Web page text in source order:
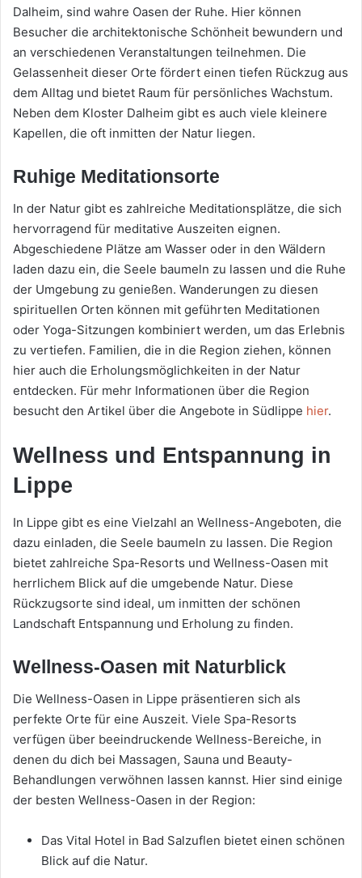
Dalheim, sind wahre Oasen der Ruhe. Hier können
Besucher die architektonische Schönheit bewundern und
an verschiedenen Veranstaltungen teilnehmen. Die
Gelassenheit dieser Orte fördert einen tiefen Rückzug aus
dem Alltag und bietet Raum für persönliches Wachstum.
Neben dem Kloster Dalheim gibt es auch viele kleinere
Kapellen, die oft inmitten der Natur liegen.
Ruhige Meditationsorte
In der Natur gibt es zahlreiche Meditationsplätze, die sich
hervorragend für meditative Auszeiten eignen.
Abgeschiedene Plätze am Wasser oder in den Wäldern
laden dazu ein, die Seele baumeln zu lassen und die Ruhe
der Umgebung zu genießen. Wanderungen zu diesen
spirituellen Orten können mit geführten Meditationen
oder Yoga-Sitzungen kombiniert werden, um das Erlebnis
zu vertiefen. Familien, die in die Region ziehen, können
hier auch die Erholungsmöglichkeiten in der Natur
entdecken. Für mehr Informationen über die Region
besucht den Artikel über die Angebote in Südlippe hier.
Wellness und Entspannung in
Lippe
In Lippe gibt es eine Vielzahl an Wellness-Angeboten, die
dazu einladen, die Seele baumeln zu lassen. Die Region
bietet zahlreiche Spa-Resorts und Wellness-Oasen mit
herrlichem Blick auf die umgebende Natur. Diese
Rückzugsorte sind ideal, um inmitten der schönen
Landschaft Entspannung und Erholung zu finden.
Wellness-Oasen mit Naturblick
Die Wellness-Oasen in Lippe präsentieren sich als
perfekte Orte für eine Auszeit. Viele Spa-Resorts
verfügen über beeindruckende Wellness-Bereiche, in
denen du dich bei Massagen, Sauna und Beauty-
Behandlungen verwöhnen lassen kannst. Hier sind einige
der besten Wellness-Oasen in der Region:
Das Vital Hotel in Bad Salzuflen bietet einen schönen
Blick auf die Natur.